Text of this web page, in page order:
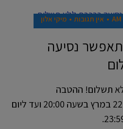
אין תגובות מיקי אלון
נסיעה
תשלום! ההטבה
תתאפשר החל מיום שני, 22 במרץ בשעה 20:00 ועד ליום